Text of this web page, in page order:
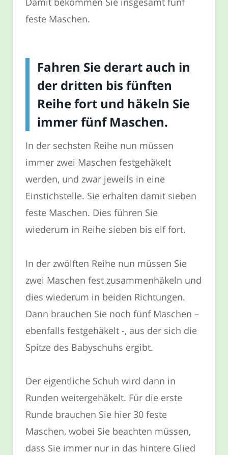
feste Maschen.
Fahren Sie derart auch in
der dritten bis fünften
Reihe fort und häkeln Sie
immer fünf Maschen.
In der sechsten Reihe nun müssen
immer zwei Maschen festgehäkelt
werden, und zwar jeweils in eine
Einstichstelle. Sie erhalten damit sieben
feste Maschen. Dies führen Sie
wiederum in Reihe sieben bis elf fort.
In der zwölften Reihe nun müssen Sie
zwei Maschen fest zusammenhäkeln und
dies wiederum in beiden Richtungen.
Dann brauchen Sie noch fünf Maschen –
ebenfalls festgehäkelt -, aus der sich die
Spitze des Babyschuhs ergibt.
Der eigentliche Schuh wird dann in
Runden weitergehäkelt. Für die erste
Runde brauchen Sie hier 30 feste
Maschen, wobei Sie beachten müssen,
dass Sie immer nur in das hintere Glied